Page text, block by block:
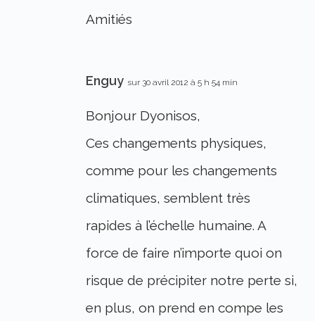
Amitiés
Enguy sur 30 avril 2012 à 5 h 54 min
Bonjour Dyonisos,
Ces changements physiques,
comme pour les changements
climatiques, semblent très
rapides à l’échelle humaine. A
force de faire n’importe quoi on
risque de précipiter notre perte si,
en plus, on prend en compe les